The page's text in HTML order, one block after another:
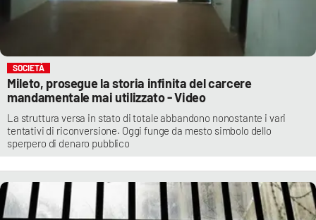
SOCIETÀ
Mileto, prosegue la storia infinita del carcere
mandamentale mai utilizzato - Video
La struttura versa in stato di totale abbandono nonostante i vari
tentativi di riconversione. Oggi funge da mesto simbolo dello
sperpero di denaro pubblico